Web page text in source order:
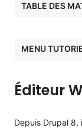
TABLE DES
MENU
Tutoriels
Installation
Éditeur
Depuis Drupal 8,